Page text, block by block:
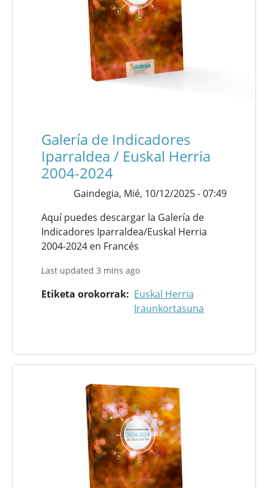
Galería de Indicadores
Iparraldea / Euskal Herria
2004-2024
Gaindegia, Mié, 10/12/2025 - 07:49
Aquí puedes descargar la Galería de
Indicadores Iparraldea/Euskal Herria
2004-2024 en Francés
Last updated 3 mins ago
Etiketa orokorrak
Euskal Herria
Iraunkortasuna